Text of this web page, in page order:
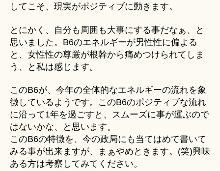
してこそ、現実がポジティブに動きます。
とにかく、自分も周囲も大事にする事だなぁ、と
思いました。B6のエネルギーが男性性に偏よる
と、女性性の尊厳が根幹から痛めつけられてしま
う、と私は感じます。
このB6が、今年の全体的なエネルギーの流れを象
徴しているようです。このB6のポジティブな流れ
に沿って1年を過ごすと、スムーズに事が運ぶので
はないかな、と思います。
このB6の特徴を、今の政局にも当てはめて書いて
みる事が出来ますが、まぁやめときます。(笑)興味
ある方は考察してみてください。